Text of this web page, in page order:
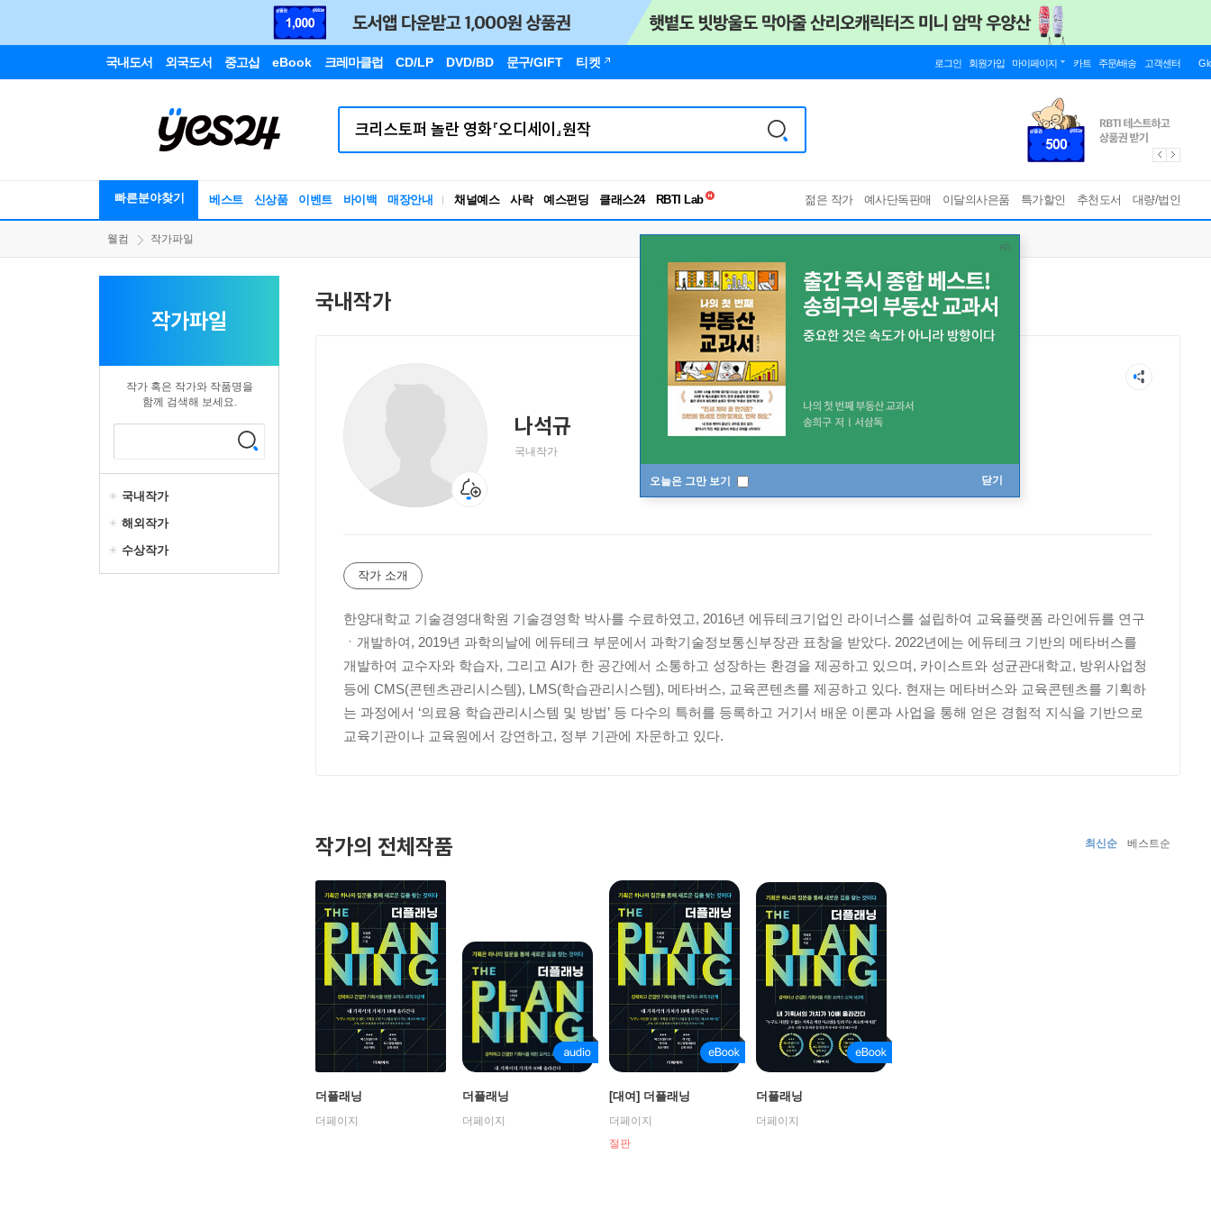
국내도서 외국도서 중고샵 eBook 크레마클럽 CD/LP DVD/BD 문구/GIFT 티켓 로그인 회원가입 마이페이지 카트 주문/배송 고객센터
빠른분야찾기 베스트 신상품 이벤트 바이백 매장안내 채널예스 사락 예스펀딩 클래스24
RBTI Lab
독서유형검사
젊은 작가 예사단독판매 이달의사은품 특가할인 추천도서 대량/법인
오늘은 그만 보기 닫기
웰컴 작가파일
작가파일
작가 혹은 작가와 작품명을
함께 검색해 보세요.
국내작가
해외작가
수상작가
국내작가
나석규
국내작가
작가 소개
한양대학교 기술경영대학원 기술경영학 박사를 수료하였고, 2016년 에듀테크기업인 라이너스를 설립하여 교육플랫폼 라인에듀를 연구
ㆍ개발하여, 2019년 과학의날에 에듀테크 부문에서 과학기술정보통신부장관 표창을 받았다. 2022년에는 에듀테크 기반의 메타버스를
개발하여 교수자와 학습자, 그리고 AI가 한 공간에서 소통하고 성장하는 환경을 제공하고 있으며, 카이스트와 성균관대학교, 방위사업청
등에 CMS(콘텐츠관리시스템), LMS(학습관리시스템), 메타버스, 교육콘텐츠를 제공하고 있다. 현재는 메타버스와 교육콘텐츠를 기획하
는 과정에서 ‘의료용 학습관리시스템 및 방법’ 등 다수의 특허를 등록하고 거기서 배운 이론과 사업을 통해 얻은 경험적 지식을 기반으로
교육기관이나 교육원에서 강연하고, 정부 기관에 자문하고 있다.
작가의 전체작품 최신순 베스트순
더플래닝
더페이지
더플래닝
더페이지
[대여] 더플래닝
더페이지
절판
더플래닝
더페이지